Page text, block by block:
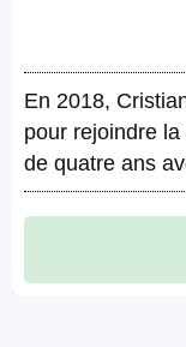
En 2018,
pour rejoindre
de quatre ans